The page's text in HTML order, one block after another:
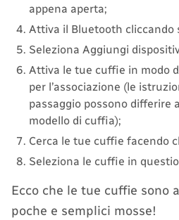
appena aperta;
Attiva il Bluetooth cliccando
Seleziona Aggiungi
Attiva le tue cuffie in modo
per l’associazione (le
passaggio possono differire
modello di cuffia);
Cerca le tue cuffie facendo
Seleziona le cuffie in
Ecco che le tue cuffie sono
poche e semplici mosse!